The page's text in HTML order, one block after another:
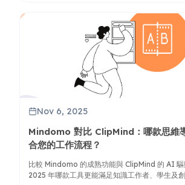
Nov 6, 2025
Mindomo 對比 ClipMind：哪款思維
合您的工作流程？
比較 Mindomo 的成熟功能與 ClipMind 的 AI 驅
2025 年哪款工具更能滿足知識工作者、學生及